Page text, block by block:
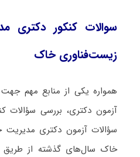
سوالات کنکور دکتری
زیست‌فناوری خاک
همواره یکی از منابع مهم
آزمون دکتری، بررسی
سؤالات آزمون دکتری
خاک سال‌های گذشته از طریق